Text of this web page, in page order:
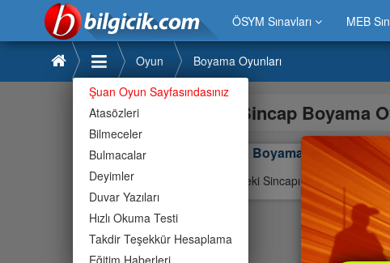
ÖSYM Sınavları MEB
Şuan Oyun Sayfasındasınız
Atasözleri
Bilmeceler
Bulmacalar
Deyimler
Duvar Yazıları
Hızlı Okuma Testi
Takdir Teşekkür Hesaplama
Eğitim Haberleri
Oyun Boyama Oyunları
Sincap Boyama
Sincap Boyama
Resimdeki Sincapı En güzel